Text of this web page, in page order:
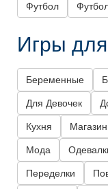
Футбол
Игры
Беременные
Для Девочек
Кухня Магазин
Мода
Переделки